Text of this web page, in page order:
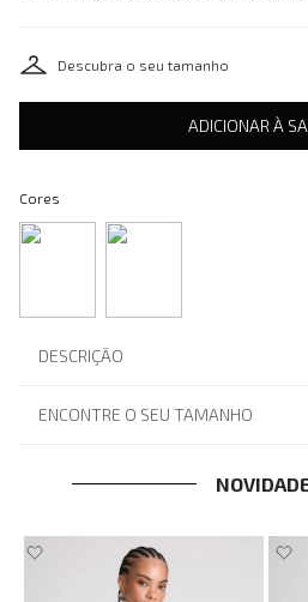
Descubra o seu tamanho
ADICIONAR À
Cores
DESCRIÇÃO
ENCONTRE O SEU TAMANHO